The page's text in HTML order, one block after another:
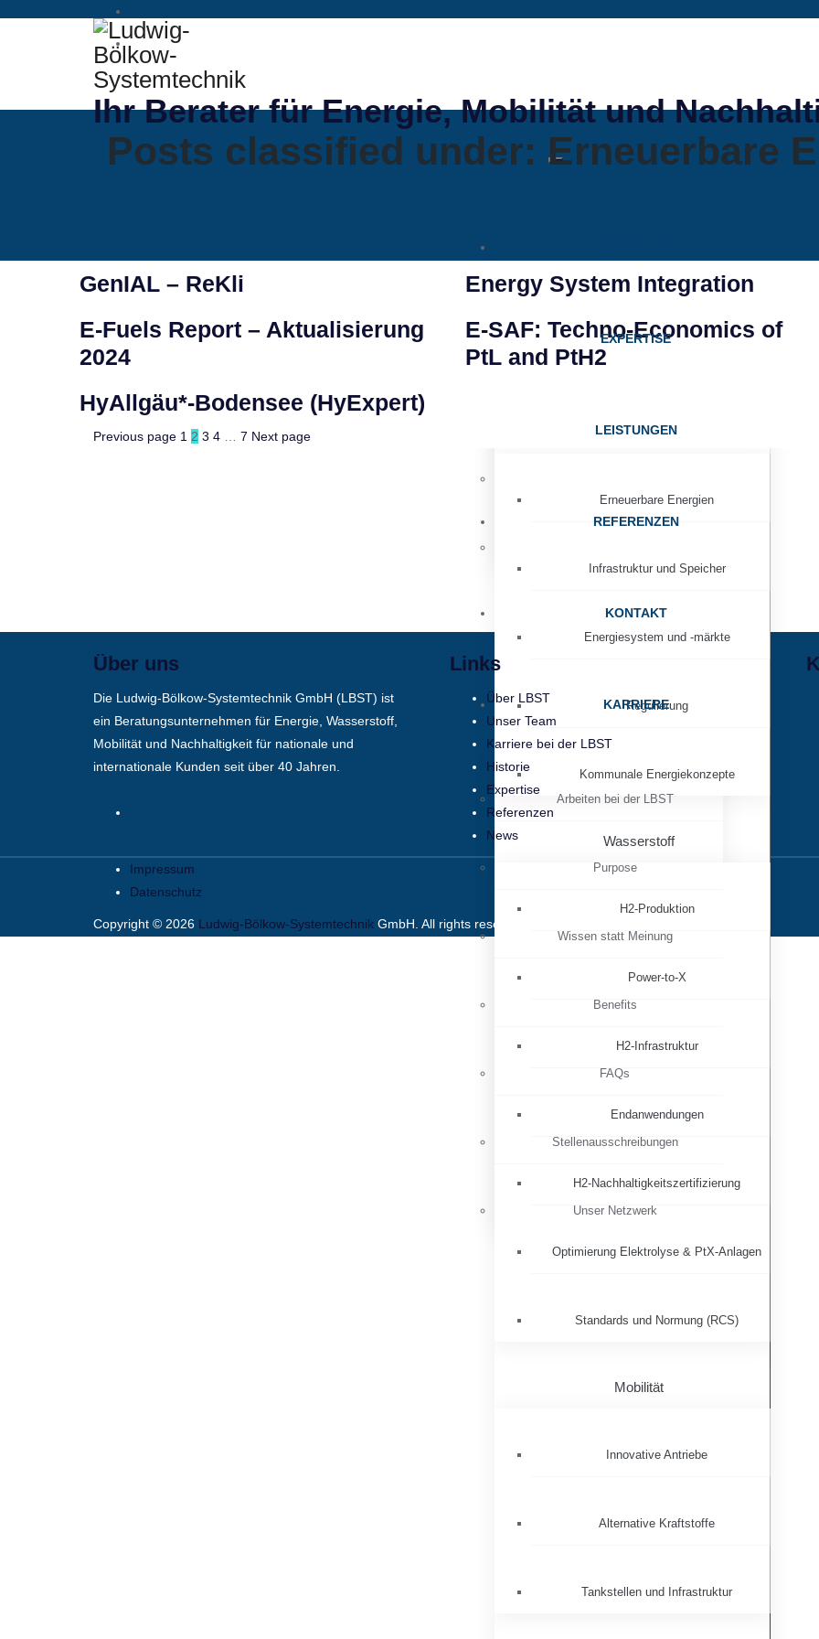
Ihr Berater für Energie, Mobilität und
Unternehmen
EXPERTISE
Energie
Erneuerbare Energien
Infrastruktur und Speicher
Energiesystem und -märkte
Regulierung
Kommunale Energiekonzepte
Wasserstoff
H2-Produktion
Power-to-X
H2-Infrastruktur
Endanwendungen
H2-Nachhaltigkeitszertifizierung
Optimierung Elektrolyse & PtX-Anlagen
Standards und Normung (RCS)
Mobilität
Innovative Antriebe
Alternative Kraftstoffe
Tankstellen und Infrastruktur
LEISTUNGEN
REFERENZEN
KONTAKT
KARRIERE
Arbeiten bei der LBST
Purpose
Wissen statt Meinung
Benefits
FAQs
Stellenausschreibungen
Unser Netzwerk
Posts classified under: Erneuerbare
GenIAL – ReKli
Energy System Integration
E-Fuels Report – Aktualisierung
2024
E-SAF: Techno-Economics of
PtL and PtH2
HyAllgäu*-Bodensee (HyExpert)
Previous page 1 2 3 4 7 Next page
Über uns
Die Ludwig-Bölkow-Systemtechnik GmbH (LBST) ist
ein Beratungsunternehmen für Energie, Wasserstoff,
Mobilität und Nachhaltigkeit für nationale und
internationale Kunden seit über 40 Jahren.
Links
Über LBST
Unser Team
Karriere bei der LBST
Historie
Expertise
Referenzen
News
Impressum
Datenschutz
Copyright © 2026 Ludwig-Bölkow-Systemtechnik GmbH. All rights reserved.